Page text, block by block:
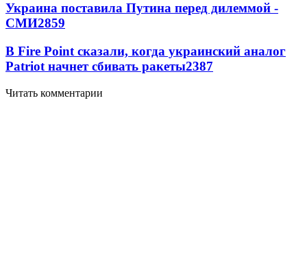
Украина поставила Путина перед дилеммой -
СМИ2859
В Fire Point сказали, когда украинский аналог
Patriot начнет сбивать ракеты2387
Читать комментарии